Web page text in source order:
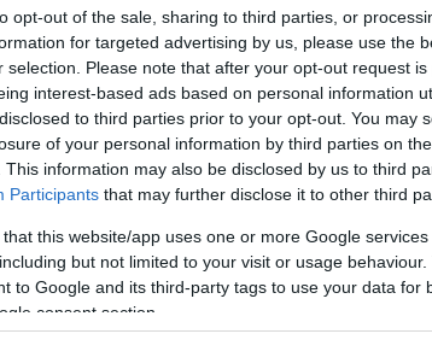
opt-out of the sale, sharing to third parties, or
for targeted advertising by us, please use the
selection. Please note that after your opt-out request
interest-based ads based on personal information
to third parties prior to your opt-out. You may
of your personal information by third parties on
This information may also be disclosed by us to third
Participants that may further disclose it to other third
that this website/app uses one or more Google
but not limited to your visit or usage
to Google and its third-party tags to use your data for
consent section.
attraverso la puntura di zanzara. Le
di sangue di uccelli infetti dal
diffondere la Febbre del Nilo agli
virus è pericoloso solo in condizioni
potrebbe essere cancellata